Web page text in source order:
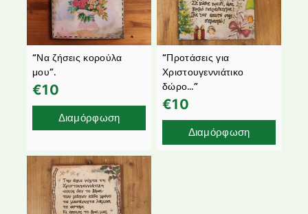
“Να ζήσεις κορούλα
μου”.
€10
Διαμόρφωση
“Προτάσεις για
Χριστουγεννιάτικο
δώρο…”
€10
Διαμόρφωση